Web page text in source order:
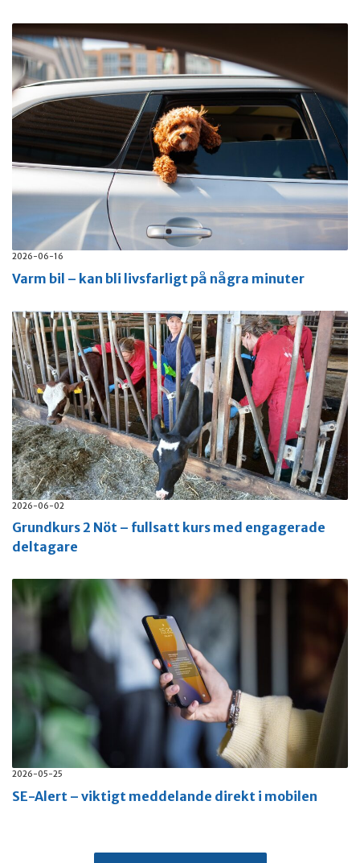
2026-06-16
Varm bil – kan bli livsfarligt på några minuter
2026-06-02
Grundkurs 2 Nöt – fullsatt kurs med engagerade
deltagare
2026-05-25
SE-Alert – viktigt meddelande direkt i mobilen